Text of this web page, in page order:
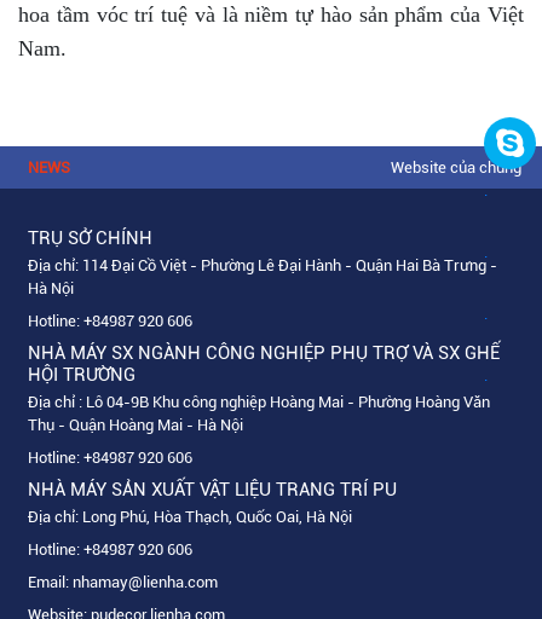
hoa tầm vóc trí tuệ và là niềm tự hào sản phẩm của Việt
Nam.
NEWS Website của chúng
TRỤ SỞ CHÍNH
Địa chỉ: 114 Đại Cồ Việt - Phường Lê Đại Hành - Quận Hai Bà Trưng -
Hà Nội
Hotline: +84987 920 606
NHÀ MÁY SX NGÀNH CÔNG NGHIỆP PHỤ TRỢ VÀ SX GHẾ
HỘI TRƯỜNG
Địa chỉ : Lô 04-9B Khu công nghiệp Hoàng Mai - Phường Hoàng Văn
Thụ - Quận Hoàng Mai - Hà Nội
Hotline: +84987 920 606
NHÀ MÁY SẢN XUẤT VẬT LIỆU TRANG TRÍ PU
Địa chỉ: Long Phú, Hòa Thạch, Quốc Oai, Hà Nội
Hotline: +84987 920 606
Email: nhamay@lienha.com
Website: pudecor.lienha.com
.